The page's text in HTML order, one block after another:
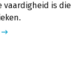
vaardigheid is